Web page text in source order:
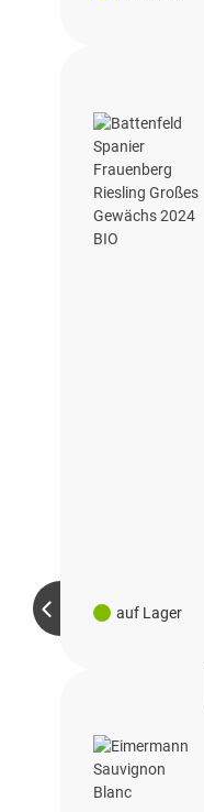
auf Lager